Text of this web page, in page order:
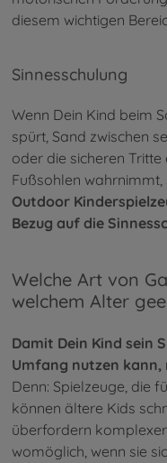
diesem wichtigen
Sinnesschulung
Wenn Dein Kind beim
spürt, Sand zwischen
oder die sicheren Tritte
Fußsohlen wahrnimmt,
Outdoor
Bezug auf die
Welche Art von
welchem Alter
Damit Dein Kind sein
Umfang nutzen kann,
Denn: Spielzeuge, die
können ältere Kids
überfordern
womöglich, wenn sie